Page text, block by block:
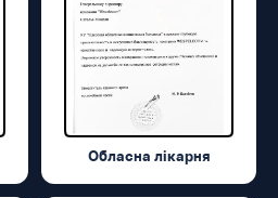
Обласна лікарня